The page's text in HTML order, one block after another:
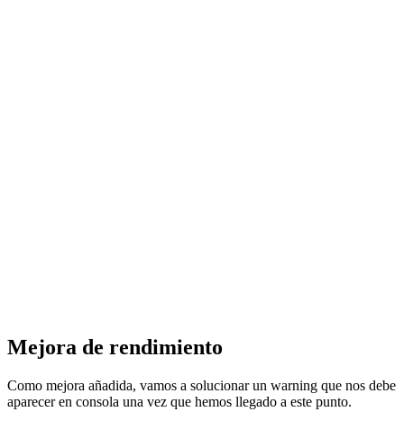
Mejora de rendimiento
Como mejora añadida, vamos a solucionar un warning que nos debe
aparecer en consola una vez que hemos llegado a este punto.